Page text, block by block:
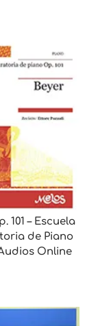
101 – Escuela
de Piano
Audios Online